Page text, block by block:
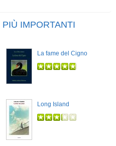
IMPORTANTI
La fame del Cigno
Long Island